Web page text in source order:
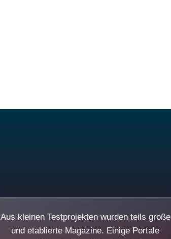
Aus kleinen Testprojekten wurden teils große
und etablierte Magazine. Einige Portale